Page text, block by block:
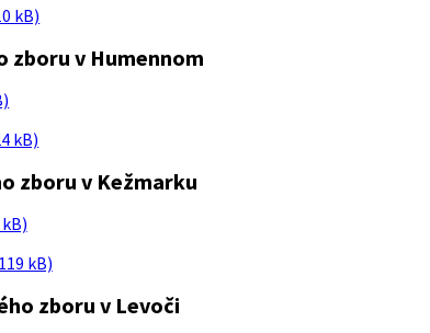
kB)
zboru v Humennom
kB)
zboru v Kežmarku
kB)
zboru v Levoči